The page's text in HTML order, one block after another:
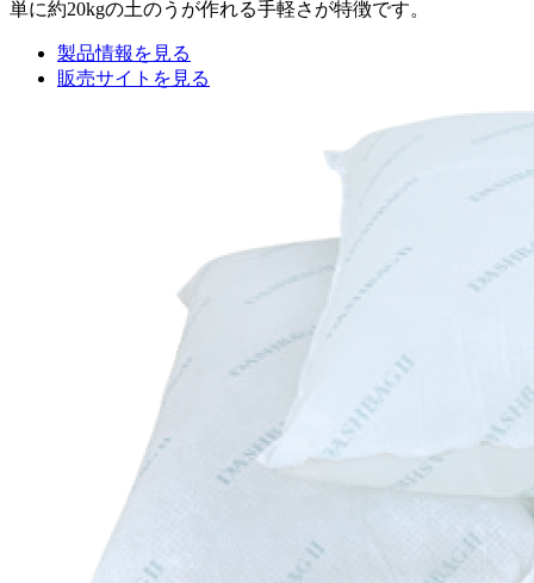
単に約20kgの土のうが作れる手軽さが特徴です。
製品情報を見る
販売サイトを見る